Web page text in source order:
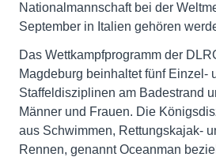
Nationalmannschaft bei der
September in Italien gehören
Das Wettkampfprogramm der
Magdeburg beinhaltet fünf Einzel-
Staffeldisziplinen am Badestrand
Männer und Frauen. Die
aus Schwimmen, Rettungskajak-
Rennen, genannt Oceanman